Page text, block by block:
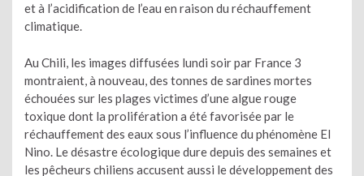
et à l’acidification de l’eau en raison du réchauffement
climatique.
Au Chili, les images diffusées lundi soir par France 3
montraient, à nouveau, des tonnes de sardines mortes
échouées sur les plages victimes d’une algue rouge
toxique dont la prolifération a été favorisée par le
réchauffement des eaux sous l’influence du phénomène El
Nino. Le désastre écologique dure depuis des semaines et
les pêcheurs chiliens accusent aussi le développement des